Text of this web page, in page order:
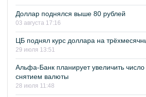
Доллар поднялся выше 80 рублей
03 августа 17:16
ЦБ поднял курс доллара на
29 июля 13:51
Альфа-Банк планирует увеличить
снятием валюты
28 июля 11:48